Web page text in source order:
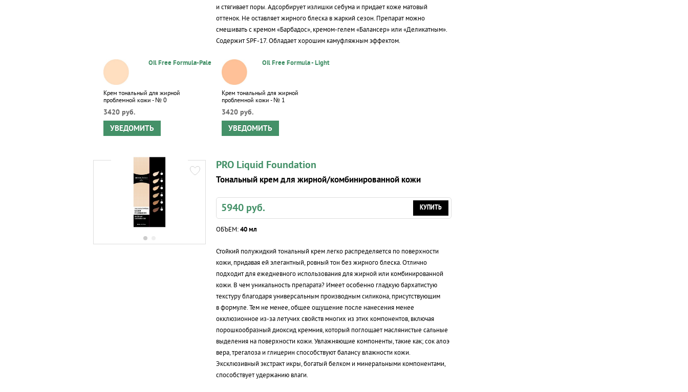
и стягивает поры. Адсорбирует излишки себума и придает коже матовый
оттенок. Не оставляет жирного блеска в жаркий сезон. Препарат можно
смешивать с кремом «Барбадос», кремом-гелем «Балансер» или «Деликатным».
Содержит SPF-17. Обладает хорошим камуфляжным эффектом.
Oil Free Formula-Pale
Крем тональный для жирной
проблемной кожи - № 0
3420 руб.
УВЕДОМИТЬ
Oil Free Formula - Light
Крем тональный для жирной
проблемной кожи - № 1
3420 руб.
УВЕДОМИТЬ
PRO Liquid Foundation
Тональный крем для жирной/комбинированной кожи
5940 руб. КУПИТЬ
ОБЪЕМ: 40 мл
Стойкий полужидкий тональный крем легко распределяется по поверхности
кожи, придавая ей элегантный, ровный тон без жирного блеска. Отлично
подходит для ежедневного использования для жирной или комбинированной
кожи. В чем уникальность препарата? Имеет особенно гладкую бархатистую
текстуру благодаря универсальным производным силикона, присутствующим
в формуле. Тем не менее, общее ощущение после нанесения менее
окклюзионное из-за летучих свойств многих из этих компонентов, включая
порошкообразный диоксид кремния, который поглощает маслянистые сальные
выделения на поверхности кожи. Увлажняющие компоненты, такие как; сок алоэ
вера, трегалоза и глицерин способствуют балансу влажности кожи.
Эксклюзивный экстракт икры, богатый белком и минеральными компонентами,
способствует удержанию влаги.